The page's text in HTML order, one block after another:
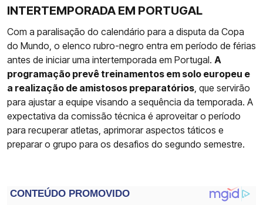
INTERTEMPORADA EM PORTUGAL
Com a paralisação do calendário para a disputa da Copa
do Mundo, o elenco rubro-negro entra em período de férias
antes de iniciar uma intertemporada em Portugal. A
programação prevê treinamentos em solo europeu e
a realização de amistosos preparatórios , que servirão
para ajustar a equipe visando a sequência da temporada. A
expectativa da comissão técnica é aproveitar o período
para recuperar atletas, aprimorar aspectos táticos e
preparar o grupo para os desafios do segundo semestre.